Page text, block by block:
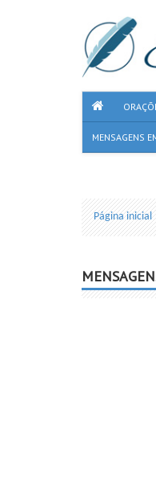
MENSAGENS
Página inicial